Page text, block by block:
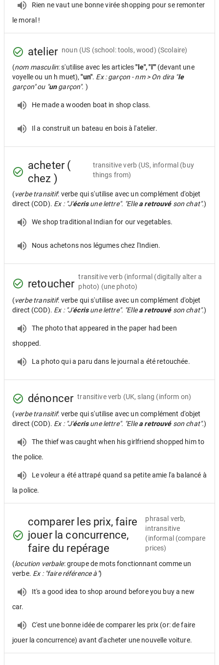
Rien ne vaut une bonne virée shopping pour se remonter
le moral !
atelier noun (US (school: tools, wood) (Scolaire)
(nom masculin: s'utilise avec les articles"le", "l'" (devant une
voyelle ou un h muet),"un". Ex : garçon - nm > On dira "le
garçon" ou "ungarçon". )
He made a wooden boat in shop class.
Il a construit un bateau en bois à l'atelier.
acheter (
chez )
transitive verb (US, informal (buy
things from)
(verbe transitif: verbe qui s'utilise avec un complément d'objet
direct (COD). Ex : "J'écrisune lettre". "Ellea retrouvéson chat".)
We shop traditional Indian for our vegetables.
Nous achetons nos légumes chez l'Indien.
retoucher
transitive verb (informal (digitally alter a
photo) (une photo)
(verbe transitif: verbe qui s'utilise avec un complément d'objet
direct (COD). Ex : "J'écrisune lettre". "Ellea retrouvéson chat".)
The photo that appeared in the paper had been
shopped.
La photo qui a paru dans le journal a été retouchée.
dénoncer transitive verb (UK, slang (inform on)
(verbe transitif: verbe qui s'utilise avec un complément d'objet
direct (COD). Ex : "J'écrisune lettre". "Ellea retrouvéson chat".)
The thief was caught when his girlfriend shopped him to
the police.
Le voleur a été attrapé quand sa petite amie l'a balancé à
la police.
comparer les prix, faire
jouer la concurrence,
faire du repérage
phrasal verb,
intransitive
(informal (compare
prices)
(locution verbale: groupe de mots fonctionnant comme un
verbe. Ex : "faire référence à")
It's a good idea to shop around before you buy a new
car.
C'est une bonne idée de comparer les prix (or: de faire
jouer la concurrence) avant d'acheter une nouvelle voiture.